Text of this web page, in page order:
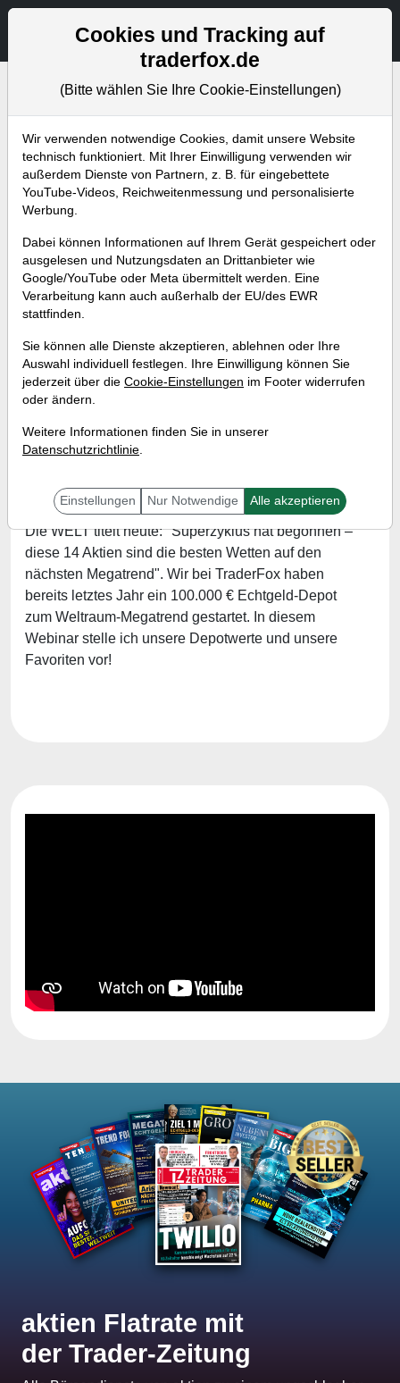
Aktien- und Artikelsuche
Bevorstehende Webinare Alle Aufzeichnungen
Superzyklus Raumfahrt: Mit
diesen 10 Aktien können wir vom
Jahrhundert-Trend profitieren!
Wann:Montag, 21. Juli 2025 von 12:00 bis 12:30
Die WELT titelt heute: "Superzyklus hat begonnen –
diese 14 Aktien sind die besten Wetten auf den
nächsten Megatrend". Wir bei TraderFox haben
bereits letztes Jahr ein 100.000 € Echtgeld-Depot
zum Weltraum-Megatrend gestartet. In diesem
Webinar stelle ich unsere Depotwerte und unsere
Favoriten vor!
aktien Flatrate mit
der Trader-Zeitung
Cookies und Tracking auf
traderfox.de
(Bitte wählen Sie Ihre Cookie-Einstellungen)
Wir verwenden notwendige Cookies, damit unsere Website
technisch funktioniert. Mit Ihrer Einwilligung verwenden wir
außerdem Dienste von Partnern, z. B. für eingebettete
YouTube-Videos, Reichweitenmessung und personalisierte
Werbung.
Dabei können Informationen auf Ihrem Gerät gespeichert oder
ausgelesen und Nutzungsdaten an Drittanbieter wie
Google/YouTube oder Meta übermittelt werden. Eine
Verarbeitung kann auch außerhalb der EU/des EWR
stattfinden.
Sie können alle Dienste akzeptieren, ablehnen oder Ihre
Auswahl individuell festlegen. Ihre Einwilligung können Sie
jederzeit über die Cookie-Einstellungen im Footer widerrufen
oder ändern.
Weitere Informationen finden Sie in unserer
Datenschutzrichtlinie.
Einstellungen Nur Notwendige Alle akzeptieren